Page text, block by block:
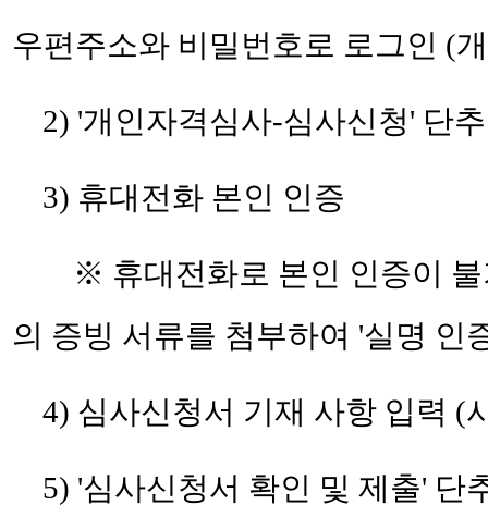
우편주소와 비밀번호로 로그인 (
2) '개인자격심사-심사신청' 단
3) 휴대전화 본인 인증
※ 휴대전화로 본인 인증이 불
의 증빙 서류를 첨부하여 '실명 인
4) 심사신청서 기재 사항 입력 (
5) '심사신청서 확인 및 제출' 단